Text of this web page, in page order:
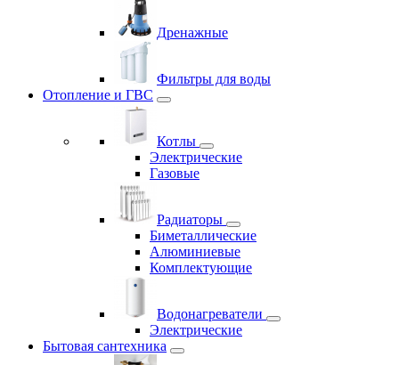
Дренажные
Фильтры для воды
Отопление и ГВС
Котлы
Электрические
Газовые
Радиаторы
Биметаллические
Алюминиевые
Комплектующие
Водонагреватели
Электрические
Бытовая сантехника